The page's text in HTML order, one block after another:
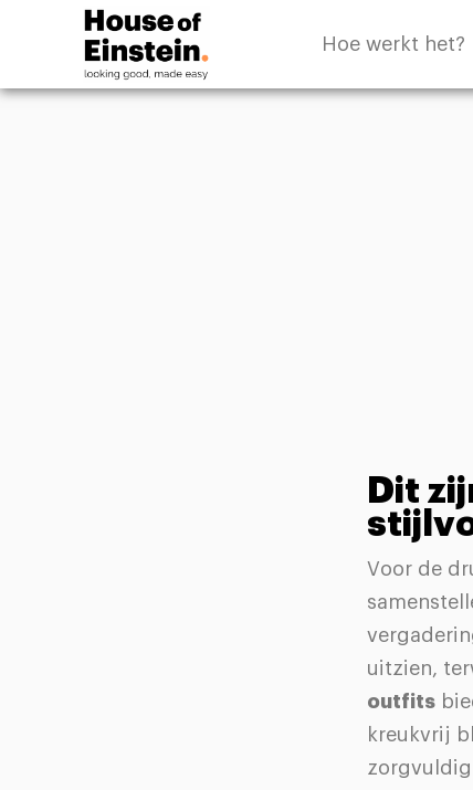
Hoe werkt het?
Dit
Voor de
uitzien,
outfits
kreukvrij